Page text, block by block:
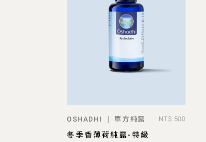
ADD TO BAG
OSHADHI | 單方純露 NT$ 500
冬季香薄荷純露-特級